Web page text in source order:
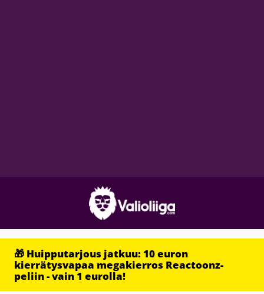
🎁 Huipputarjous jatkuu: 10 euron
kierrätysvapaa megakierros Reactoonz-
peliin - vain 1 eurolla!